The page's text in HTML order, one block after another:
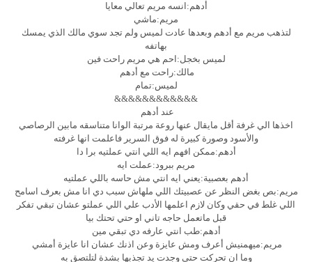
أدهم:انسه مريم تعالي معايا
مريم:ماشي
لتذهب مريم مع أدهم وبعدها عادت لميس ولم تجد سوي مالك الذي يمسك
بهاتفه
لميس بخجل:احم هي مريم راحت فين
مالك:راحت مع أدهم
لميس:تمام
&&&&&&&&&&&&
عند أدهم
اخذها الي غرفة أقل مايقال عنها روعة مرتبة الوانا متناسقه مابين الرصاصي
والأسود وصورة كبيرة له فوق السرير فاعلمت انها غرفته
أدهم:ممكن افهم ايه اللي انتي عملتيه برا دا
مريم ببرود:عملت ايه
أدهم بعصبية:يعني ايه انتي مش حاسه باللي عملتيه
مريم:بص بغض النظر عن عصبيتك اللي ملهاش سبب دي انا مش بعرف اسامح
اللي غلط في حقي وكان لازم اعلمها الأدب علي اللي عملتو عشان تبقي تفكر
قبل ماتعمل حاجه تاني او حتي تحتك بيا
أدهم:طب انتي عارفه دي تبقي مين
مريم:ميهمنيش أعرف ومش عايزة وعن اذنك عشان انا عايزة أمشي
وما ان تحركت حتي وجدت يد تجذبها بشدة لتلتصق به